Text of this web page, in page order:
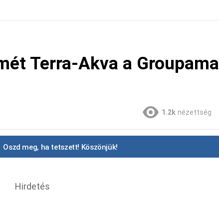
Terra-Akva a Groupama
1.2k nézettség
Oszd meg, ha tetszett! Köszönjük!
Hirdetés